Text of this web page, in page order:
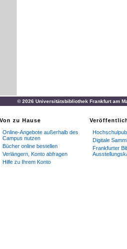
© 2026 Universitätsbibliothek Frankfurt am
Von zu Hause
Online-Angebote außerhalb des
Campus nutzen
Bücher online bestellen
Verlängern, Konto abfragen
Hilfe zu Ihrem Konto
Digitale
Frankfurter